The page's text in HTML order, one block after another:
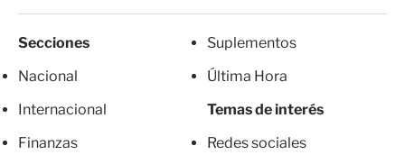
Secciones
Nacional
Internacional
Finanzas
Suplementos
Última Hora
Temas de interés
Redes sociales